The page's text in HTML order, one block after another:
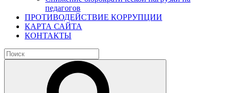
педагогов
ПРОТИВОДЕЙСТВИЕ КОРРУПЦИИ
КАРТА САЙТА
КОНТАКТЫ